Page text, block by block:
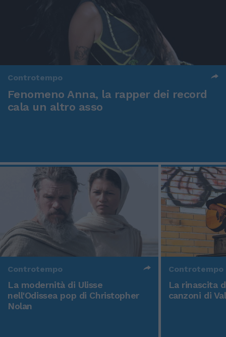
Controtempo
Fenomeno Anna, la rapper dei record
cala un altro asso
Controtempo
La modernità di Ulisse
nell'Odissea pop di Christopher
Nolan
Controtempo
La rinascita
canzoni di